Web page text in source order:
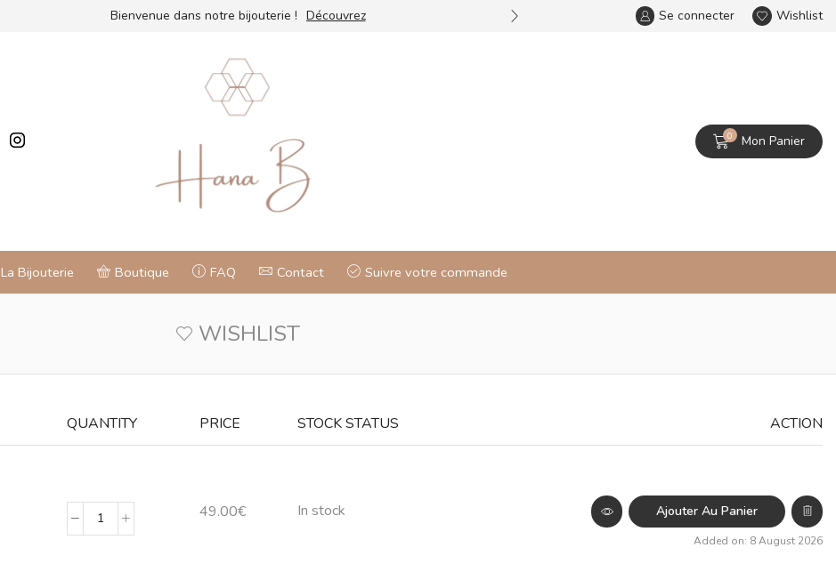
Bienvenue dans notre bijouterie ! Découvrez Bienvenue dans notre
Se connecter Wishlist
0 Mon Panier
La Bijouterie Boutique FAQ Contact Suivre votre commande
WISHLIST
QUANTITY PRICE STOCK STATUS ACTION
49.00€ In stock Ajouter Au Panier
Added on: 8 August 2026